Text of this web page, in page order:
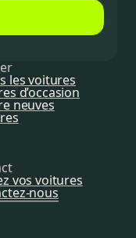
les voitures
d’occasion
neuves
vos voitures
nous